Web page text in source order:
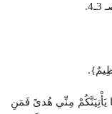
يَأْتِيَنَّكُمْ مِنِّي هُدىً فَمَنِ